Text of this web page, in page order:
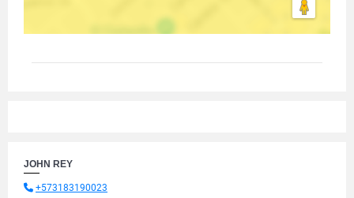
JOHN REY
+573183190023